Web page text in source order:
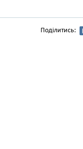
Поділитись: